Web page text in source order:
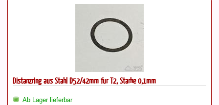
Distanzring aus Stahl D52/42mm für T2, Stärke 0,1mm
Ab Lager lieferbar